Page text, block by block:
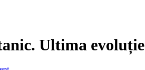
Ultima evoluție